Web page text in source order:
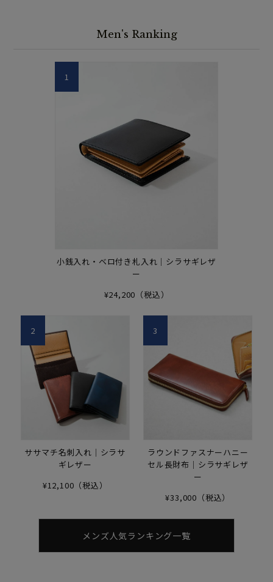
Men's Ranking
小銭入れ・ベロ付き札入れ｜シラサギレザ
ー
¥24,200（税込）
1
ササマチ名刺入れ｜シラサ
ギレザー
¥12,100（税込）
2
ラウンドファスナーハニー
セル長財布｜シラサギレザ
ー
¥33,000（税込）
3
メンズ人気ランキング一覧